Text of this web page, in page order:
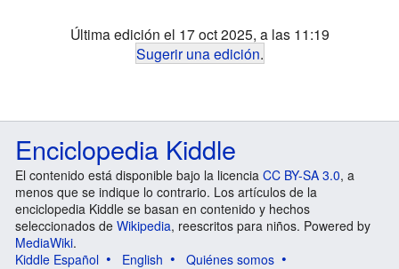
Última edición el 17 oct 2025, a las 11:19
Sugerir una edición.
Enciclopedia Kiddle
El contenido está disponible bajo la licencia CC BY-SA 3.0, a
menos que se indique lo contrario. Los artículos de la
enciclopedia Kiddle se basan en contenido y hechos
seleccionados de Wikipedia, reescritos para niños. Powered by
MediaWiki.
Kiddle Español
English
Quiénes somos